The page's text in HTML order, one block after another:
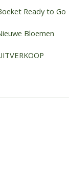
Ready to Go
Bloemen